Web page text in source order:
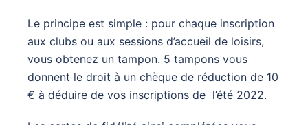
Le principe est simple : pour chaque inscription
aux clubs ou aux sessions d’accueil de loisirs,
vous obtenez un tampon. 5 tampons vous
donnent le droit à un chèque de réduction de 10
€ à déduire de vos inscriptions de l’été 2022.